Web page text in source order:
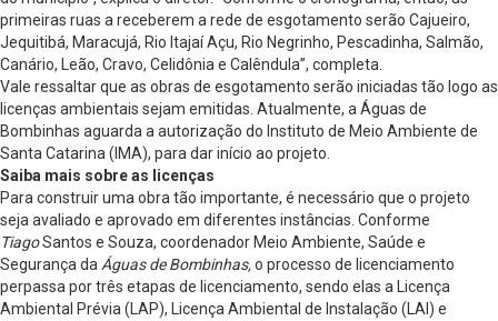
primeiras ruas a receberem a rede de esgotamento serão Cajueiro,
Jequitibá, Maracujá, Rio Itajaí Açu, Rio Negrinho, Pescadinha, Salmão,
Canário, Leão, Cravo, Celidônia e Calêndula”, completa.
Vale ressaltar que as obras de esgotamento serão iniciadas tão logo as
licenças ambientais sejam emitidas. Atualmente, a Águas de
Bombinhas aguarda a autorização do Instituto de Meio Ambiente de
Santa Catarina (IMA), para dar início ao projeto.
Saiba mais sobre as licenças
Para construir uma obra tão importante, é necessário que o projeto
seja avaliado e aprovado em diferentes instâncias. Conforme
TiagoSantos e Souza, coordenador Meio Ambiente, Saúde e
Segurança da Águas de Bombinhas,o processo de licenciamento
perpassa por três etapas de licenciamento, sendo elas a Licença
Ambiental Prévia (LAP), Licença Ambiental de Instalação (LAI) e